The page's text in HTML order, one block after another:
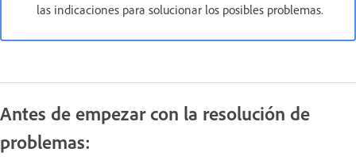
las indicaciones para solucionar los posibles problemas.
Antes de empezar con la resolución de
problemas: